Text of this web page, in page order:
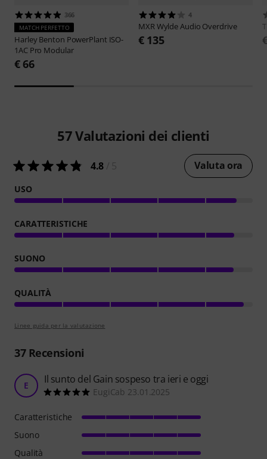
366
MATCH PERFETTO
Harley Benton PowerPlant ISO-
1AC Pro Modular
€ 66
4
MXR Wylde Audio Overdrive
€ 135
57Valutazioni dei clienti
4.8 Valuta ora
USO
CARATTERISTICHE
SUONO
QUALITÀ
Linee guida per la valutazione
37Recensioni
E Il sunto del Gain sospeso tra ieri e oggi
EugiCab 23.01.2025
Caratteristiche
Suono
Qualità